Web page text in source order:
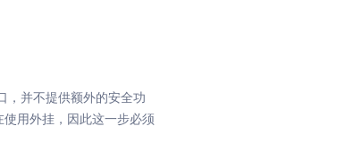
，并不提供额外的安全功
用外挂，因此这一步必须